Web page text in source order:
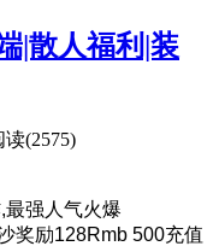
|散人福利|装
读(2575)
强人气火爆
奖励128Rmb 500充值